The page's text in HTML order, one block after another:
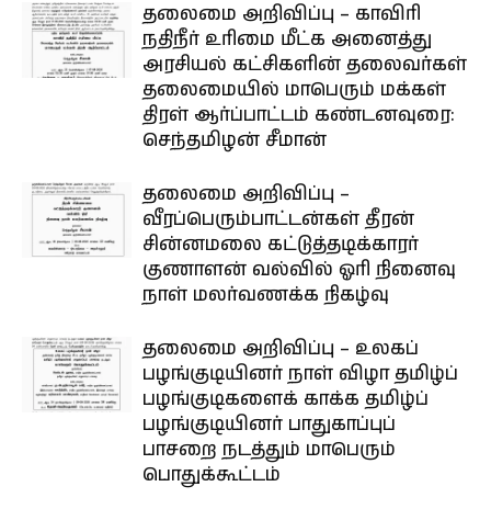
தலைமை அறிவிப்பு – காவிரி
நதிநீர் உரிமை மீட்க அனைத்து
அரசியல் கட்சிகளின் தலைவர்கள்
தலைமையில் மாபெரும் மக்கள்
திரள் ஆர்ப்பாட்டம் கண்டனவுரை:
செந்தமிழன் சீமான்
தலைமை அறிவிப்பு –
வீரப்பெரும்பாட்டன்கள் தீரன்
சின்னமலை கட்டுத்தடிக்காரர்
குணாளன் வல்வில் ஓரி நினைவு
நாள் மலர்வணக்க நிகழ்வு
தலைமை அறிவிப்பு – உலகப்
பழங்குடியினர் நாள் விழா தமிழ்ப்
பழங்குடிகளைக் காக்க தமிழ்ப்
பழங்குடியினர் பாதுகாப்புப்
பாசறை நடத்தும் மாபெரும்
பொதுக்கூட்டம்